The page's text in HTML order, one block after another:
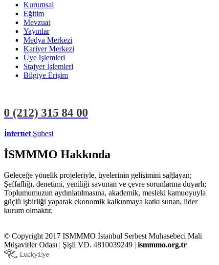
Kurumsal
Eğitim
Mevzuat
Yayınlar
Medya Merkezi
Kariyer Merkezi
Üye İşlemleri
Stajyer İşlemleri
Bilgiye Erişim
0 (212) 315 84 00
İnternet Şubesi
İSMMMO Hakkında
Geleceğe yönelik projeleriyle, üyelerinin gelişimini sağlayan;
Şeffaflığı, denetimi, yeniliği savunan ve çevre sorunlarına duyarlı;
Toplumumuzun aydınlatılmasına, akademik, mesleki kamuoyuyla
güçlü işbirliği yaparak ekonomik kalkınmaya katkı sunan, lider
kurum olmaktır.
© Copyright 2017 ISMMMO İstanbul Serbest Muhasebeci Mali
Müşavirler Odası | Şişli VD. 4810039249 | ismmmo.org.tr